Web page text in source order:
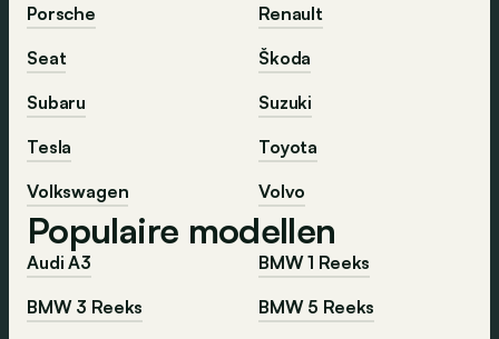
Porsche
Renault
Seat
Škoda
Subaru
Suzuki
Tesla
Toyota
Volkswagen
Volvo
Populaire modellen
Audi A3
BMW 1 Reeks
BMW 3 Reeks
BMW 5 Reeks